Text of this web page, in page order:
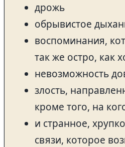
дрожь
обрывистое
воспоминания,
так же остро, как
невозможность
злость,
кроме того, на
и странное,
связи, которое